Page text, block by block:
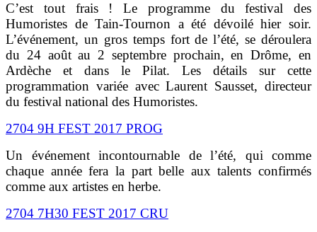
C’est tout frais ! Le programme du festival des
Humoristes de Tain-Tournon a été dévoilé hier soir.
L’événement, un gros temps fort de l’été, se déroulera
du 24 août au 2 septembre prochain, en Drôme, en
Ardèche et dans le Pilat. Les détails sur cette
programmation variée avec Laurent Sausset, directeur
du festival national des Humoristes.
2704 9H FEST 2017 PROG
Un événement incontournable de l’été, qui comme
chaque année fera la part belle aux talents confirmés
comme aux artistes en herbe.
2704 7H30 FEST 2017 CRU